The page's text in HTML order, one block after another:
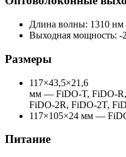
Длина волны: 1310 нм
Выходная мощность: -
Размеры
117×43,5×21,6
мм — FiDO-T, FiDO-R,
FiDO-2R, FiDO-2T,
117×105×24 мм —
Питание